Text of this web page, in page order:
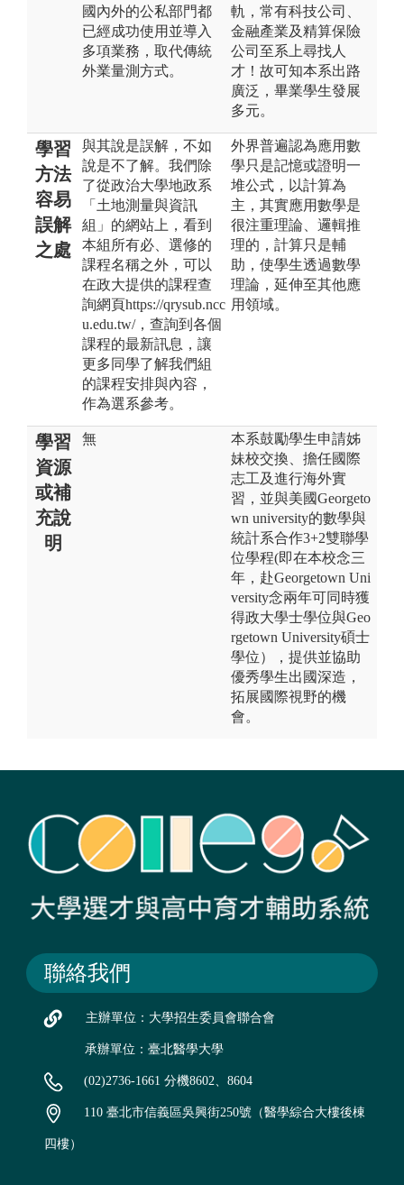
國內外的公私部門都
已經成功使用並導入
多項業務，取代傳統
外業量測方式。
軌，常有科技公司、
金融產業及精算保險
公司至系上尋找人
才！故可知本系出路
廣泛，畢業學生發展
多元。
學習
方法
容易
誤解
之處
與其說是誤解，不如
說是不了解。我們除
了從政治大學地政系
「土地測量與資訊
組」的網站上，看到
本組所有必、選修的
課程名稱之外，可以
在政大提供的課程查
詢網頁https://qrysub.ncc
u.edu.tw/，查詢到各個
課程的最新訊息，讓
更多同學了解我們組
的課程安排與內容，
作為選系參考。
外界普遍認為應用數
學只是記憶或證明一
堆公式，以計算為
主，其實應用數學是
很注重理論、邏輯推
理的，計算只是輔
助，使學生透過數學
理論，延伸至其他應
用領域。
學習
資源
或補
充說
明
無
本系鼓勵學生申請姊
妹校交換、擔任國際
志工及進行海外實
習，並與美國Georgeto
wn university的數學與
統計系合作3+2雙聯學
位學程(即在本校念三
年，赴Georgetown Uni
versity念兩年可同時獲
得政大學士學位與Geo
rgetown University碩士
學位），提供並協助
優秀學生出國深造，
拓展國際視野的機
會。
聯絡我們
主辦單位：大學招生委員會聯合會
承辦單位：臺北醫學大學
(02)2736-1661 分機8602、8604
110 臺北市信義區吳興街250號（醫學綜合大樓後棟
四樓）